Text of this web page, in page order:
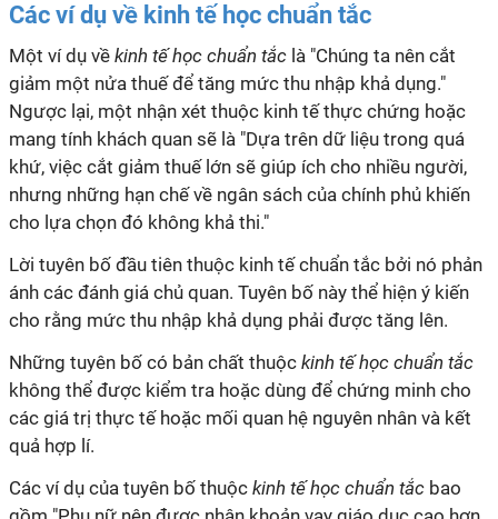
Các ví dụ về kinh tế học chuẩn tắc
Một ví dụ về kinh tế học chuẩn tắc là "Chúng ta nên cắt
giảm một nửa thuế để tăng mức thu nhập khả dụng."
Ngược lại, một nhận xét thuộc kinh tế thực chứng hoặc
mang tính khách quan sẽ là "Dựa trên dữ liệu trong quá
khứ, việc cắt giảm thuế lớn sẽ giúp ích cho nhiều người,
nhưng những hạn chế về ngân sách của chính phủ khiến
cho lựa chọn đó không khả thi."
Lời tuyên bố đầu tiên thuộc kinh tế chuẩn tắc bởi nó phản
ánh các đánh giá chủ quan. Tuyên bố này thể hiện ý kiến
cho rằng mức thu nhập khả dụng phải được tăng lên.
Những tuyên bố có bản chất thuộc kinh tế học chuẩn tắc
không thể được kiểm tra hoặc dùng để chứng minh cho
các giá trị thực tế hoặc mối quan hệ nguyên nhân và kết
quả hợp lí.
Các ví dụ của tuyên bố thuộc kinh tế học chuẩn tắc bao